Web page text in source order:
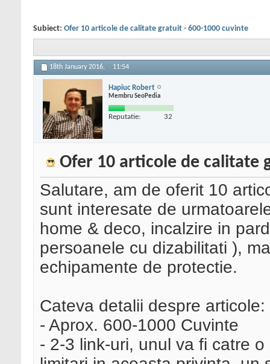
Subiect: Ofer 10 articole de calitate gratuit - 600-1000 cuvinte
18th January 2016, 11:54
Hapiuc Robert
Membru SeoPedia
Reputatie: 32
Ofer 10 articole de calitate
Salutare, am de oferit 10
sunt interesate de
home & deco, incalzire in
persoanele cu dizabilitati ),
echipamente de protectie.
Cateva detalii despre articole:
- Aprox. 600-1000 Cuvinte
- 2-3 link-uri, unul va fi catre